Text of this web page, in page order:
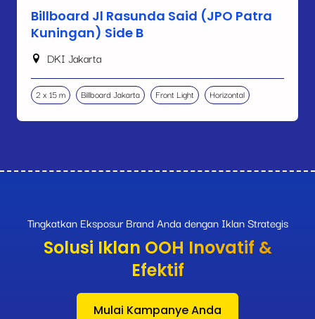
Billboard Jl Rasunda Said (JPO Patra
Kuningan) Side B
DKI Jakarta
2 x 15 m Billboard Jakarta Front Light Horizontal
Tingkatkan Eksposur Brand Anda dengan Iklan Strategis
Solusi Iklan OOH Inovatif &
Efektif
Mulai Kampanye Anda